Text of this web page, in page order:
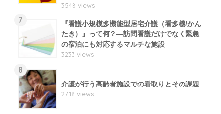
3548 views
7
『看護小規模多機能型居宅介護（看多機/かん
たき）』って何？―訪問看護だけでなく緊急
の宿泊にも対応するマルチな施設
3233 views
8
介護が行う高齢者施設での看取りとその課題
2718 views